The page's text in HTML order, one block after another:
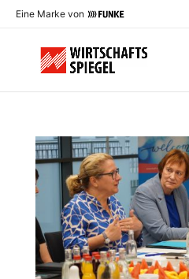
Eine Marke von